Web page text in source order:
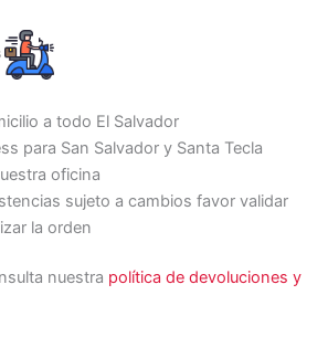
a todo El Salvador
para San Salvador y Santa Tecla
oficina
sujeto a cambios favor validar
la orden
nuestra política de devoluciones y